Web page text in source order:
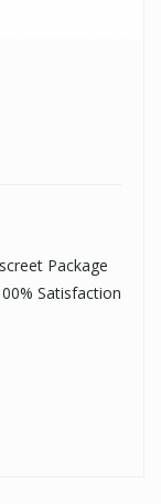
Package
Satisfaction